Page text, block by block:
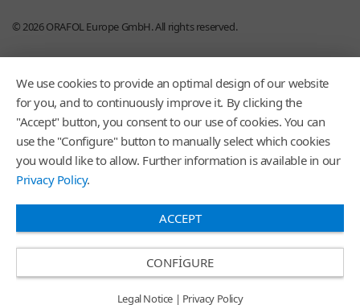
© 2026ORAFOL Europe GmbH.All rights reserved.
We use cookies to provide an optimal design of our website
for you, and to continuously improve it. By clicking the
"Accept" button, you consent to our use of cookies. You can
use the "Configure" button to manually select which cookies
you would like to allow. Further information is available in our
Privacy Policy.
ACCEPT
CONFIGURE
Legal Notice | Privacy Policy